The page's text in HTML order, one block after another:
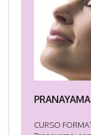
CURSO